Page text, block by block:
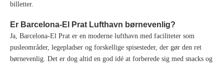
billetter.
Er Barcelona-El Prat Lufthavn børnevenlig?
Ja, Barcelona-El Prat er en moderne lufthavn med faciliteter som
pusleområder, legepladser og forskellige spisesteder, der gør den ret
børnevenlig. Det er dog altid en god idé at forberede sig med snacks og